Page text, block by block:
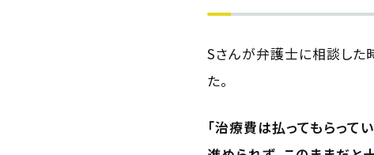
Sさんが弁護士に相談した
た。
「治療費は払ってもらって